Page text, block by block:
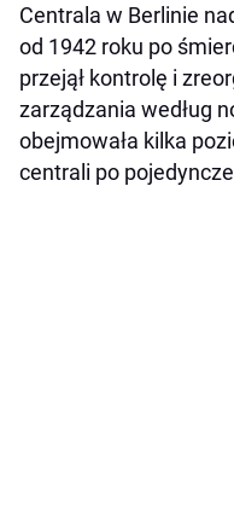
Centrala w Berlinie
od 1942 roku po
przejął kontrolę i
zarządzania według
obejmowała kilka
centrali po